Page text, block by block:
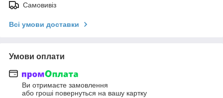
Самовивіз
Всі умови доставки
Умови оплати
Ви отримаєте замовлення
або гроші повернуться на вашу картку